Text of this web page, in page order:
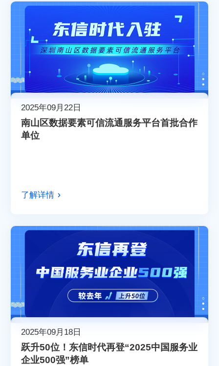
2025年09月22日
南山区数据要素可信流通服务平台首批合作
单位
了解详情
2025年09月18日
跃升50位！东信时代再登“2025中国服务业
企业500强”榜单